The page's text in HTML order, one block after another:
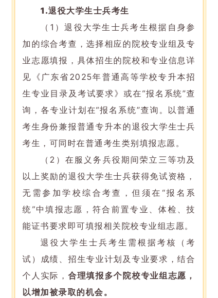
1.退役大学生士兵考生
（1）退役大学生士兵考生根据自身参
加的综合考查，选择相应的院校专业组及专
业志愿填报，具体招生的院校和专业信息详
见《广东省2025年普通高等学校专升本招
生专业目录及考试要求》或在“报名系统”查
询，各专业计划在“报名系统”查询。以普通
考生身份兼报普通专升本的退役大学生士兵
考生，可同时在普通考生类别填报志愿。
（2）在服义务兵役期间荣立三等功及
以上奖励的退役大学生士兵获得免试资格，
无需参加学校综合考查，但须在“报名系
统”中填报志愿，符合前置专业、体检、技
能证书要求即可填报相关院校专业组志愿。
退役大学生士兵考生需根据考核（考
试）成绩、招生专业计划及专业要求，结合
个人实际， 合理填报多个院校专业组志愿，
以增加被录取的机会。